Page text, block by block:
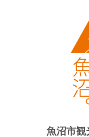
魚沼市観